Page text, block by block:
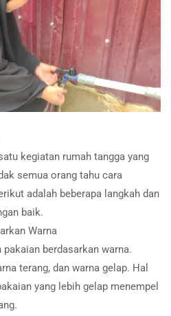
kegiatan rumah tangga yang
semua orang tahu cara
adalah beberapa langkah dan
baik.
Warna
berdasarkan warna.
terang, dan warna gelap. Hal
yang lebih gelap menempel